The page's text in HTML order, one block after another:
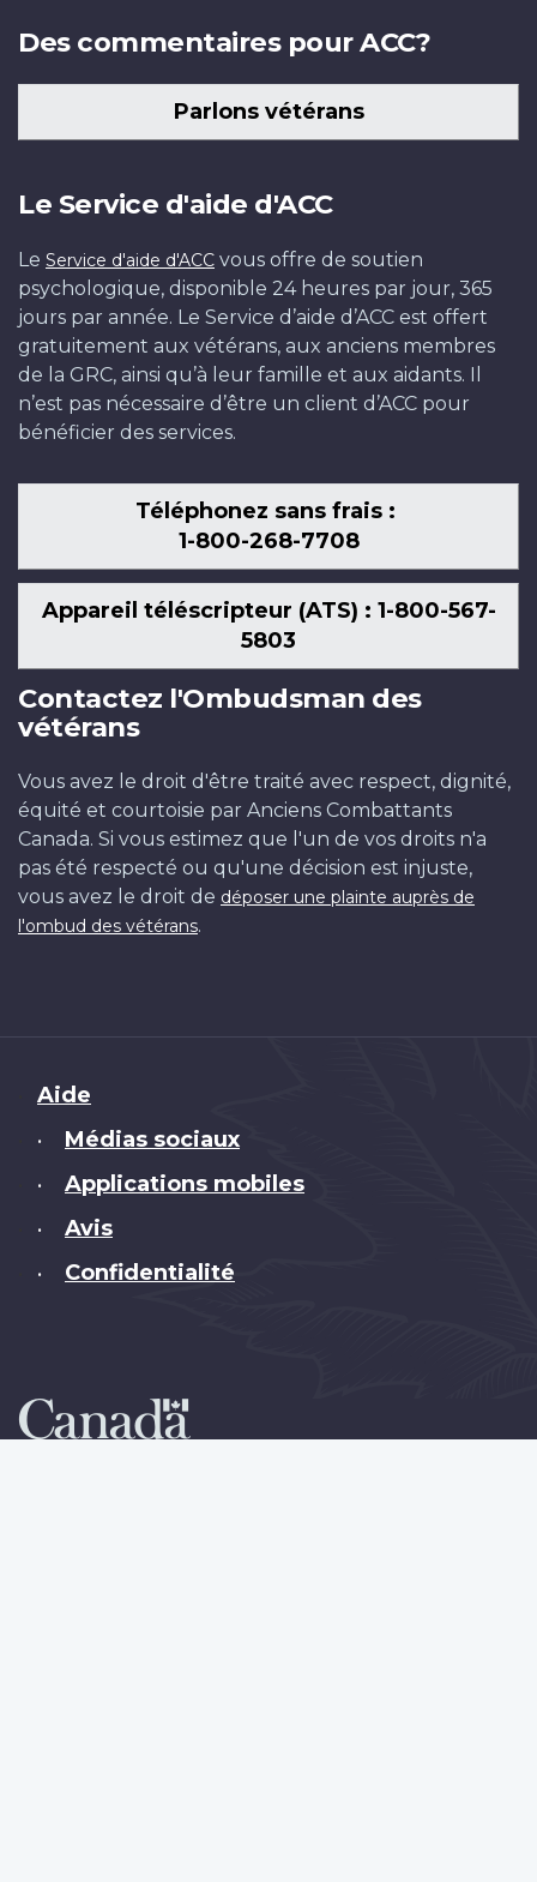
Des commentaires pour ACC?
Parlons vétérans
Le Service d'aide d'ACC
Le Service d'aide d'ACC vous offre de soutien
psychologique, disponible 24 heures par jour, 365
jours par année. Le Service d’aide d’ACC est offert
gratuitement aux vétérans, aux anciens membres
de la GRC, ainsi qu’à leur famille et aux aidants. Il
n’est pas nécessaire d’être un client d’ACC pour
bénéficier des services.
Téléphonez sans frais :
1-800-268-7708
Appareil téléscripteur (ATS) : 1-800-567-
5803
Contactez l'Ombudsman des
vétérans
Vous avez le droit d'être traité avec respect, dignité,
équité et courtoisie par Anciens Combattants
Canada. Si vous estimez que l'un de vos droits n'a
pas été respecté ou qu'une décision est injuste,
vous avez le droit de déposer une plainte auprès de
l'ombud des vétérans.
Brand
Aide
• Médias sociaux
• Applications mobiles
• Avis
• Confidentialité